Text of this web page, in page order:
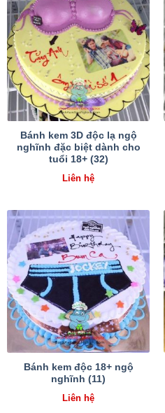
Bánh kem 3D độc lạ ngộ
nghĩnh đặc biệt dành cho
tuổi 18+ (32)
Liên hệ
Bánh kem độc 18+ ngộ
nghĩnh (11)
Liên hệ